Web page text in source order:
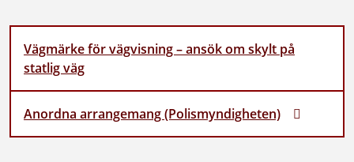
Vägmärke för vägvisning – ansök om skylt på
statlig väg
Anordna arrangemang (Polismyndigheten)